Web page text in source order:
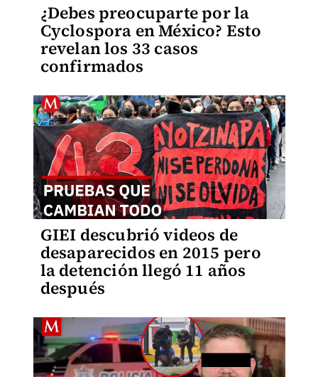
¿Debes preocuparte por la
Cyclospora en México? Esto
revelan los 33 casos
confirmados
GIEI descubrió videos de
desaparecidos en 2015 pero
la detención llegó 11 años
después